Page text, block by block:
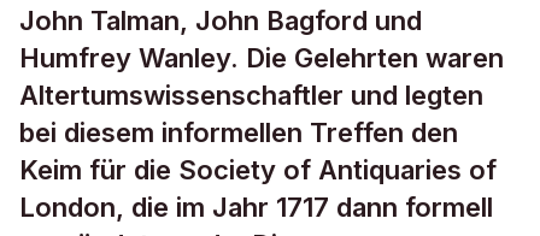
John Talman, John Bagford und
Humfrey Wanley. Die Gelehrten waren
Altertumswissenschaftler und legten
bei diesem informellen Treffen den
Keim für die Society of Antiquaries of
London, die im Jahr 1717 dann formell